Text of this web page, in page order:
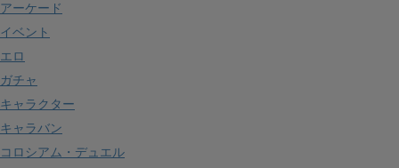
アーケード
イベント
エロ
ガチャ
キャラクター
キャラバン
コロシアム・デュエル